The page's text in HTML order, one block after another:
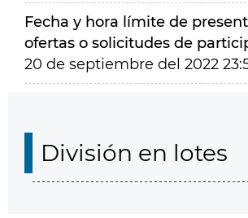
Fecha y hora límite de
ofertas o solicitudes de
20 de septiembre del 2022
División en lotes